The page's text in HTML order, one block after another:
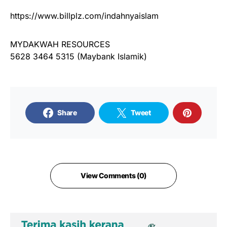
https://www.billplz.com/indahnyaislam
MYDAKWAH RESOURCES
5628 3464 5315 (Maybank Islamik)
Share Tweet
View Comments (0)